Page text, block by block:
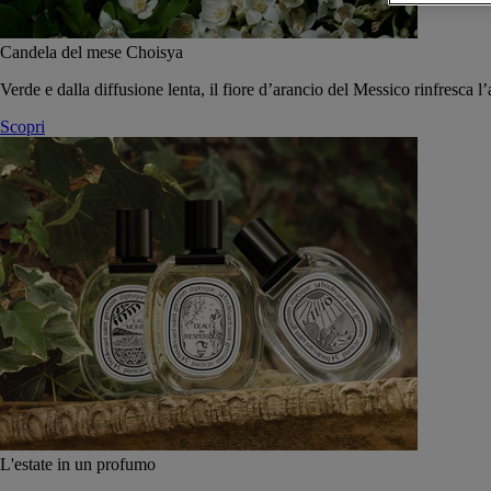
Candela del mese Choisya
Verde e dalla diffusione lenta, il fiore d’arancio del Messico rinfresca
Scopri
L'estate in un profumo